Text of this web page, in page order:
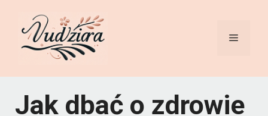
treści
Menu
Jak dbać o zdrowie